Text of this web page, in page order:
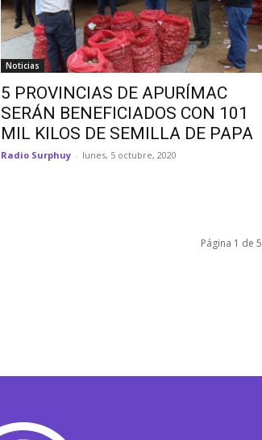
Noticias
5 PROVINCIAS DE APURÍMAC
SERÁN BENEFICIADOS CON 101
MIL KILOS DE SEMILLA DE PAPA
Radio Surphuy - lunes, 5 octubre, 2020
Página 1 de 5